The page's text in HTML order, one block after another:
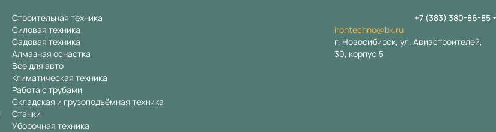
Строительная техника
Силовая техника
Садовая техника
Алмазная оснастка
Все для авто
Климатическая техника
Работа с трубами
Складская и грузоподъёмная техника
Станки
Уборочная техника
+7 (383) 380-86-85
irontechno@bk.ru
г. Новосибирск, ул. Авиастроителей,
30, корпус 5